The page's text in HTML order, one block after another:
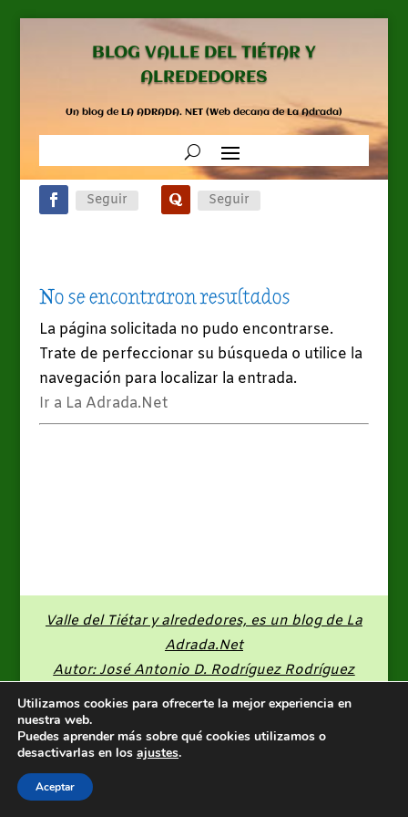
BLOG VALLE DEL TIÉTAR Y
ALREDEDORES
Un blog de LA ADRADA. NET (Web decana de La Adrada)
Seguir Seguir
No se encontraron resultados
La página solicitada no pudo encontrarse.
Trate de perfeccionar su búsqueda o utilice la
navegación para localizar la entrada.
Ir a La Adrada.Net
Valle del Tiétar y alrededores, es un blog de La
Adrada.Net
Autor: José Antonio D. Rodríguez Rodríguez
Utilizamos cookies para ofrecerte la mejor experiencia en
nuestra web.
Puedes aprender más sobre qué cookies utilizamos o
desactivarlas en los ajustes.
Aceptar